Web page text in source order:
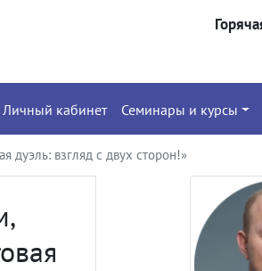
Личный кабинет Семинары и курсы
дуэль: взгляд с двух сторон!»